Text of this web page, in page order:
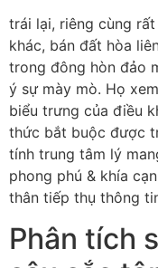
trái lại, riêng cùng
khác, bán đất hòa
trong đông hòn đảo
ý sự mày mò. Họ
biểu trưng của điều
thức bắt buộc được
tính trung tâm lý
phong phú & khía
thân tiếp thụ thông
Phân tích